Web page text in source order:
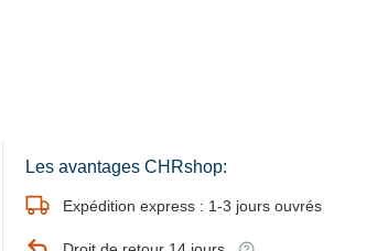
Les avantages CHRshop:
Expédition express : 1-3 jours ouvrés